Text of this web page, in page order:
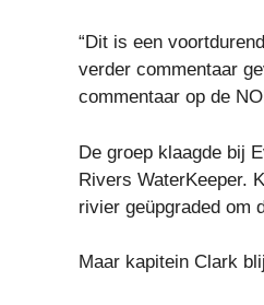
“Dit is een
verder commentaar
commentaar op de
De groep klaagde bij
Rivers WaterKeeper.
rivier geüpgraded om
Maar kapitein Clark